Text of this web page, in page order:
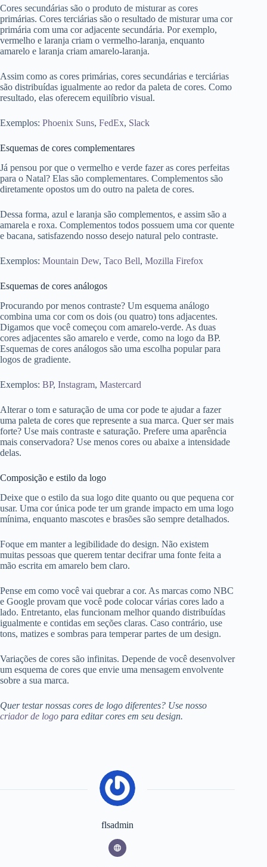
Cores secundárias são o produto de misturar as cores
primárias. Cores terciárias são o resultado de misturar uma cor
primária com uma cor adjacente secundária. Por exemplo,
vermelho e laranja criam o vermelho-laranja, enquanto
amarelo e laranja criam amarelo-laranja.
Assim como as cores primárias, cores secundárias e terciárias
são distribuídas igualmente ao redor da paleta de cores. Como
resultado, elas oferecem equilíbrio visual.
Exemplos: Phoenix Suns, FedEx, Slack
Esquemas de cores complementares
Já pensou por que o vermelho e verde fazer as cores perfeitas
para o Natal? Elas são complementares. Complementos são
diretamente opostos um do outro na paleta de cores.
Dessa forma, azul e laranja são complementos, e assim são a
amarela e roxa. Complementos todos possuem uma cor quente
e bacana, satisfazendo nosso desejo natural pelo contraste.
Exemplos: Mountain Dew, Taco Bell, Mozilla Firefox
Esquemas de cores análogos
Procurando por menos contraste? Um esquema análogo
combina uma cor com os dois (ou quatro) tons adjacentes.
Digamos que você começou com amarelo-verde. As duas
cores adjacentes são amarelo e verde, como na logo da BP.
Esquemas de cores análogos são uma escolha popular para
logos de gradiente.
Exemplos: BP, Instagram, Mastercard
Alterar o tom e saturação de uma cor pode te ajudar a fazer
uma paleta de cores que represente a sua marca. Quer ser mais
forte? Use mais contraste e saturação. Prefere uma aparência
mais conservadora? Use menos cores ou abaixe a intensidade
delas.
Composição e estilo da logo
Deixe que o estilo da sua logo dite quanto ou que pequena cor
usar. Uma cor única pode ter um grande impacto em uma logo
mínima, enquanto mascotes e brasões são sempre detalhados.
Foque em manter a legibilidade do design. Não existem
muitas pessoas que querem tentar decifrar uma fonte feita a
mão escrita em amarelo bem claro.
Pense em como você vai quebrar a cor. As marcas como NBC
e Google provam que você pode colocar várias cores lado a
lado. Entretanto, elas funcionam melhor quando distribuídas
igualmente e contidas em seções claras. Caso contrário, use
tons, matizes e sombras para temperar partes de um design.
Variações de cores são infinitas. Depende de você desenvolver
um esquema de cores que envie uma mensagem envolvente
sobre a sua marca.
Quer testar nossas cores de logo diferentes? Use nosso
criador de logo para editar cores em seu design.
flsadmin